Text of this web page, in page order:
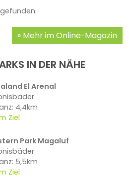
Mehr im Online-Magazin
IN DER NÄHE
El Arenal
4,4km
Ziel
Park Magaluf
5,5km
Ziel